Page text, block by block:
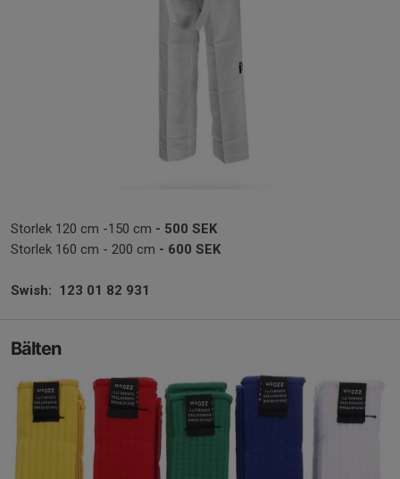
Storlek 120 cm -150 cm - 500 SEK
Storlek 160 cm - 200 cm - 600 SEK
Swish: 123 01 82 931
Bälten